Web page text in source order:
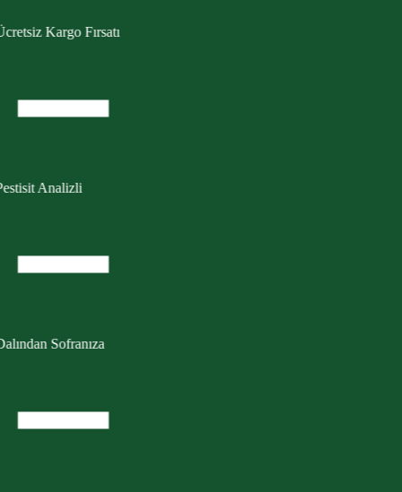
Kargo Fırsatı
Analizli
Sofranıza